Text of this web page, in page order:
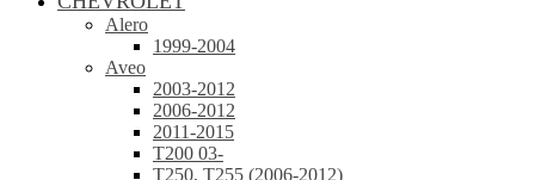
Alero
1999-2004
Aveo
2003-2012
2006-2012
2011-2015
T200 03-
T250, T255 (2006-2012)